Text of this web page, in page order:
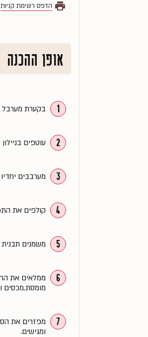
הדפס רשימת קניות
אופן ההכנה
1 בקערת מערבל עם וו
2 עוטפים
3 מערבבים
4 קולפים את
5 משמנים
6
ממלאים את
מומסת.מכסים
7
ומגישים.